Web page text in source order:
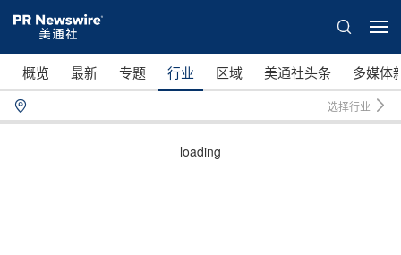
概览 最新 专题 行业 区域 美通社头条 多媒体
选择行业
loading